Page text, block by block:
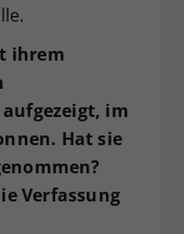
ihrem
im
Hat sie
Verfassung